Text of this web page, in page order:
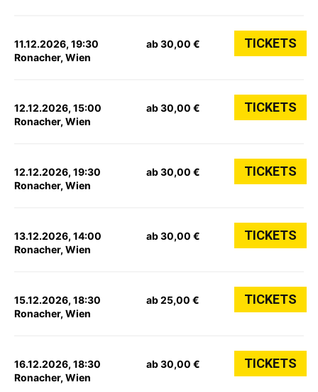
11.12.2026, 19:30
Ronacher, Wien
ab 30,00 € TICKETS
12.12.2026, 15:00
Ronacher, Wien
ab 30,00 € TICKETS
12.12.2026, 19:30
Ronacher, Wien
ab 30,00 € TICKETS
13.12.2026, 14:00
Ronacher, Wien
ab 30,00 € TICKETS
15.12.2026, 18:30
Ronacher, Wien
ab 25,00 € TICKETS
16.12.2026, 18:30
Ronacher, Wien
ab 30,00 € TICKETS